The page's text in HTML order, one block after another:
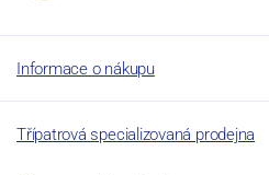
Informace o nákupu
Třípatrová specializovaná prodejna